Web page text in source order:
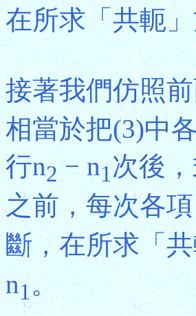
在所求「共軛
接著我們仿照
相當於把(3)中
行n2− n1次後
之前，每次各
斷，在所求「
n1。